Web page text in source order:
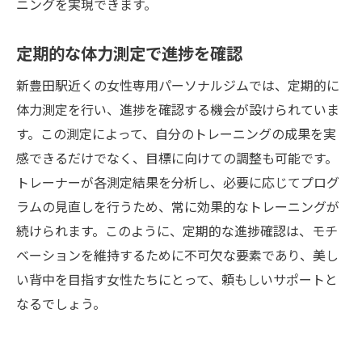
ニングを実現できます。
定期的な体力測定で進捗を確認
新豊田駅近くの女性専用パーソナルジムでは、定期的に
体力測定を行い、進捗を確認する機会が設けられていま
す。この測定によって、自分のトレーニングの成果を実
感できるだけでなく、目標に向けての調整も可能です。
トレーナーが各測定結果を分析し、必要に応じてプログ
ラムの見直しを行うため、常に効果的なトレーニングが
続けられます。このように、定期的な進捗確認は、モチ
ベーションを維持するために不可欠な要素であり、美し
い背中を目指す女性たちにとって、頼もしいサポートと
なるでしょう。